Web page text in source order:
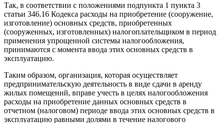
Так, в соответствии с положениями подпункта 1 пункта 3
статьи 346.16 Кодекса расходы на приобретение (сооружение,
изготовление) основных средств, приобретенных
(сооруженных, изготовленных) налогоплательщиком в период
применения упрощенной системы налогообложения,
принимаются с момента ввода этих основных средств в
эксплуатацию.
Таким образом, организация, которая осуществляет
предпринимательскую деятельность в виде сдачи в аренду
жилых помещений, вправе учесть в целях налогообложения
расходы на приобретение данных основных средств в
отчетном (налоговом) периоде ввода этих основных средств в
эксплуатацию равными долями в течение налогового